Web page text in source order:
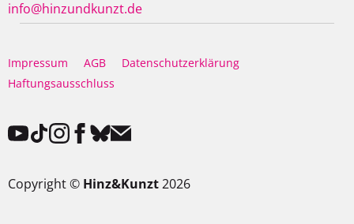
info@hinzundkunzt.de
Impressum AGB
Datenschutzerklärung
Haftungsausschluss
Copyright © Hinz&Kunzt2026